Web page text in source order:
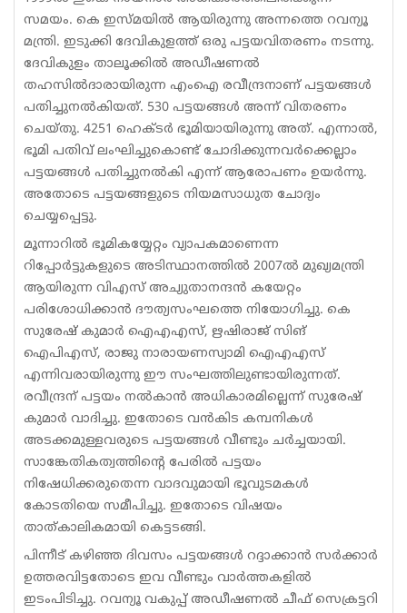
Sports
Jwala
Classifieds
Law
Gallery
സമയം. കെ ഇസ്മയിൽ ആയിരുന്നു അന്നത്തെ റവന്യൂ
മന്ത്രി. ഇടുക്കി ദേവികുളത്ത് ഒരു പട്ടയവിതരണം നടന്നു.
ദേവികുളം താലൂക്കിൽ അഡീഷണൽ
തഹസിൽദാരായിരുന്ന എംഐ രവീന്ദ്രനാണ് പട്ടയങ്ങൾ
പതിച്ചുനൽകിയത്. 530 പട്ടയങ്ങൾ അന്ന് വിതരണം
ചെയ്തു. 4251 ഹെക്ടർ ഭൂമിയായിരുന്നു അത്. എന്നാൽ,
ഭൂമി പതിവ് ലംഘിച്ചുകൊണ്ട് ചോദിക്കുന്നവർക്കെല്ലാം
പട്ടയങ്ങൾ പതിച്ചുനൽകി എന്ന് ആരോപണം ഉയർന്നു.
അതോടെ പട്ടയങ്ങളുടെ നിയമസാധുത ചോദ്യം
ചെയ്യപ്പെട്ടു.
മൂന്നാറിൽ ഭൂമികയ്യേറ്റം വ്യാപകമാണെന്ന
റിപ്പോർട്ടുകളുടെ അടിസ്ഥാനത്തിൽ 2007ൽ മുഖ്യമന്ത്രി
ആയിരുന്ന വിഎസ് അച്യുതാനന്ദൻ കയേറ്റം
പരിശോധിക്കാൻ ദൗത്യസംഘത്തെ നിയോഗിച്ചു. കെ
സുരേഷ്‌ കുമാർ ഐഎഎസ്‌, ഋഷിരാജ്‌ സിങ്‌
ഐപിഎസ്‌, രാജു നാരായണസ്വാമി ഐഎഎസ്‌
എന്നിവരായിരുന്നു ഈ സംഘത്തിലുണ്ടായിരുന്നത്‌.
രവീന്ദ്രന് പട്ടയം നൽകാൻ അധികാരമില്ലെന്ന് സുരേഷ്
കുമാർ വാദിച്ചു. ഇതോടെ വൻകിട കമ്പനികൾ
അടക്കമുള്ളവരുടെ പട്ടയങ്ങൾ വീണ്ടും ചർച്ചയായി.
സാങ്കേതികത്വത്തിൻ്റെ പേരിൽ പട്ടയം
നിഷേധിക്കരുതെന്ന വാദവുമായി ഭൂവുടമകൾ
കോടതിയെ സമീപിച്ചു. ഇതോടെ വിഷയം
താത്കാലികമായി കെട്ടടങ്ങി.
പിന്നീട് കഴിഞ്ഞ ദിവസം പട്ടയങ്ങൾ റദ്ദാക്കാൻ സർക്കാർ
ഉത്തരവിട്ടതോടെ ഇവ വീണ്ടും വാർത്തകളിൽ
ഇടംപിടിച്ചു. റവന്യൂ വകുപ്പ് അഡീഷണൽ ചീഫ് സെക്രട്ടറി